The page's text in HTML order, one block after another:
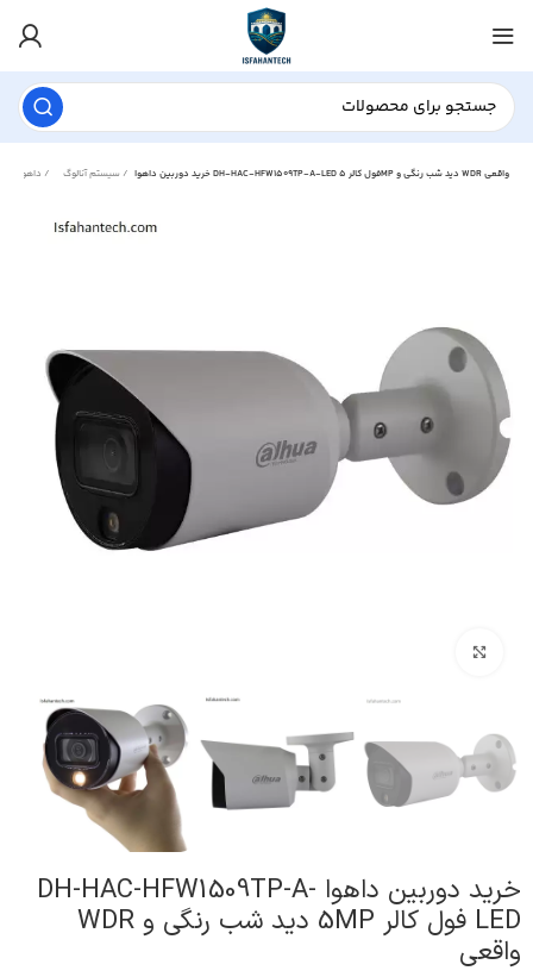
سیستم آنالوگ خرید دوربین داهوا DH-HAC-HFW1509TP-A-LED فول کالر 5MP دید شب رنگی و WDR واقعی
خرید دوربین داهوا DH-HAC-HFW1509TP-A-
LED فول کالر 5MP دید شب رنگی و WDR
واقعی